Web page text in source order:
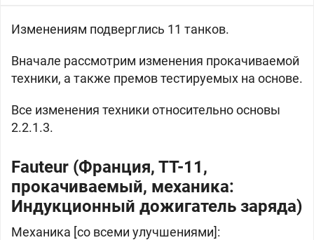
Изменениям подверглись 11 танков.
Вначале рассмотрим изменения прокачиваемой
техники, а также премов тестируемых на основе.
Все изменения техники относительно основы
2.2.1.3.
Fauteur (Франция, ТТ-11,
прокачиваемый, механика:
Индукционный дожигатель заряда)
Механика [со всеми улучшениями]: